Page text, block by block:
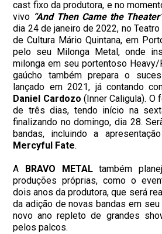
cast fixo da produtora, e no
vivo “And Then Came the
dia 24 de janeiro de 2022, no Teatro
de Cultura Mário Quintana, em
pelo seu Milonga Metal, onde
milonga em seu portentoso
gaúcho também prepara o
lançado em 2021, já contando
Daniel Cardozo (Inner Caligula). O
de três dias, tendo início na
finalizando no domingo, dia 28.
bandas, incluindo a
Mercyful Fate.
A BRAVO METALtambém
produções próprias, como o
dois anos da produtora, que será
da adição de novas bandas em
novo ano repleto de grandes
pelos palcos.